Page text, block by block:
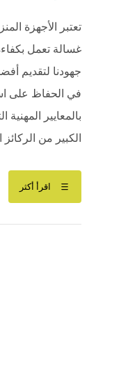
تعتبر الأجهزة
غسالة تعمل
جهودنا لتقديم
في الحفاظ على
بالمعايير
الكبير من
اقرأ أكثر